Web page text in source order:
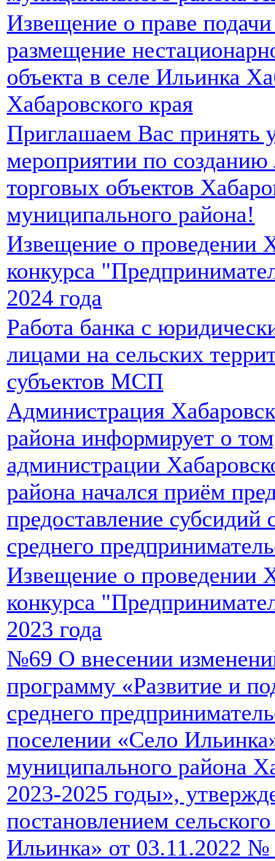
Извещение о праве подачи
размещение
объекта в селе Ильинка
Хабаровского края
Приглашаем Вас принять
мероприятии по созданию
торговых объектов
муниципального района!
Извещение о проведении
конкурса
2024 года
Работа банка с
лицами на сельских
субъектов МСП
Администрация
района информирует о
администрации
района начался приём
предоставление субсидий
среднего
Извещение о проведении
конкурса
2023 года
№69 О внесении
программу «Развитие и
среднего
поселении «Село
муниципального района
2023-2025 годы»,
постановлением
Ильинка» от 03.11.2022 №